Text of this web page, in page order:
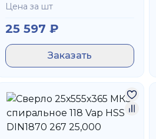
Цена за шт
25 597 ₽
Заказать